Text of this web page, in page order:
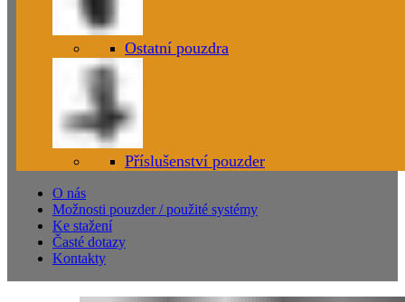
Ostatní pouzdra
Příslušenství pouzder
O nás
Možnosti pouzder / použité systémy
Ke stažení
Časté dotazy
Kontakty